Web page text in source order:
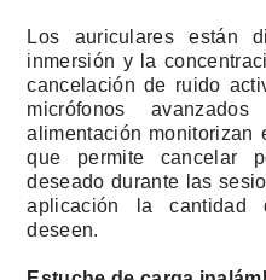
Los auriculares están
inmersión y la
cancelación de ruido
micrófonos
alimentación monitorizan
que permite cancelar
deseado durante las
aplicación la cantidad
deseen.